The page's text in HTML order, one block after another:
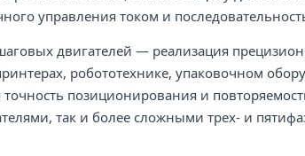
управления током и
двигателей — реализация
робототехнике, упаковочном
точность позиционирования и
так и более сложными трех- и